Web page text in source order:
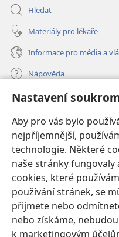
Nastavení
Aby pro vás bylo
nejpříjemnější,
technologie. Některé
naše stránky fungovaly
cookies, které
používání stránek, se
přijmete nebo
nebo získáme,
k marketingovým
Hledat
Materiály pro lékaře
Informace pro média a
Nápověda
Dary
nové
okno) ONLINE KNIHOVNA
(otevřeno
nové
okno)JW Hub®
(otevřeno
nové
okno)JW Library ®
Watchtower Library